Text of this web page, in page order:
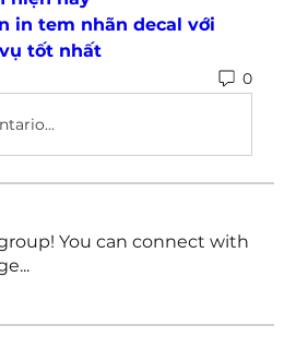
in tem nhãn decal với
tốt nhất
0
You can connect with
...